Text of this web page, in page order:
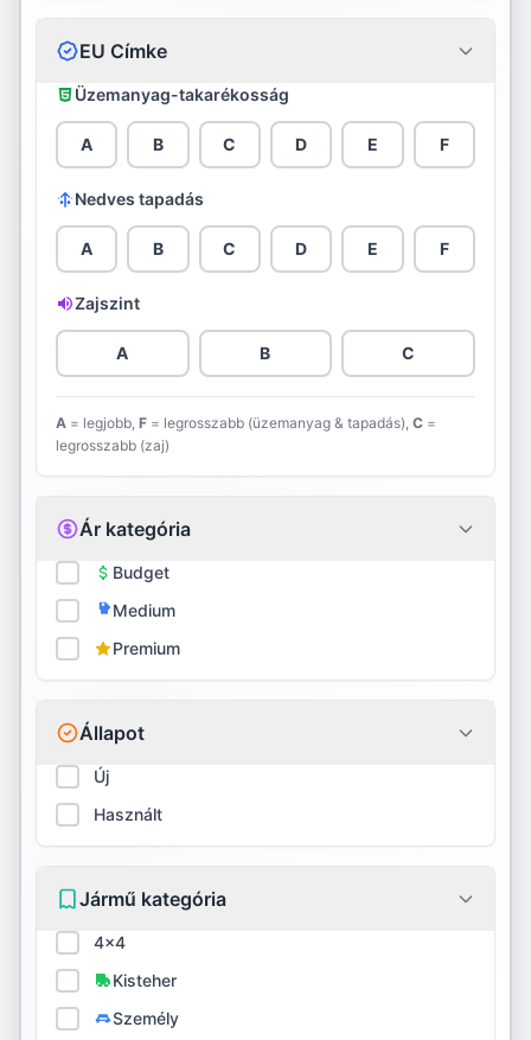
Cooper
Davanti
Debica
Diamondback
Diplomat
Double Star
Dunlop
Evergreen
Fortune
GITI
Goodride
GT Radial
Habilead
EU Címke
Üzemanyag-takarékosság
A B C D E F
Nedves tapadás
A B C D E F
Zajszint
A B C
A = legjobb, F = legrosszabb (üzemanyag & tapadás), C =
legrosszabb (zaj)
Ár kategória
Budget
Medium
Premium
Állapot
Új
Használt
Jármű kategória
4x4
Kisteher
Személy